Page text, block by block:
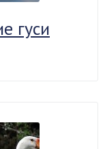
гуси